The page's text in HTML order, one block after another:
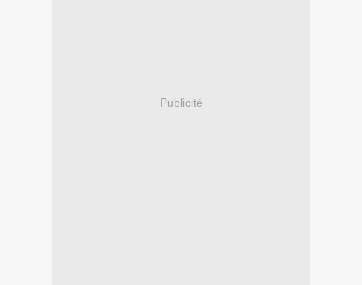
Publicité